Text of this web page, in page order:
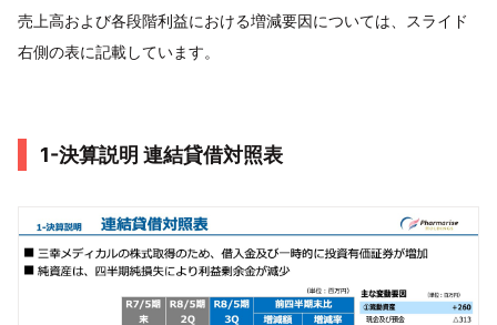
売上高および各段階利益における増減要因については、スライド
右側の表に記載しています。
1-決算説明 連結貸借対照表